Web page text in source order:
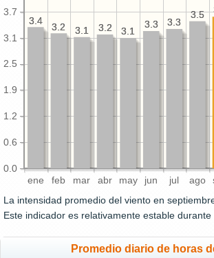
ene feb mar abr may jun jul ago
0.0
0.6
1.2
1.9
2.5
3.1
3.7 3.5
3.3
3.3
3.1
3.2
3.1
3.2
3.4
3.5
3.3
3.3
3.1
3.2
3.1
3.2
3.4
La intensidad promedio del viento en
Este indicador es relativamente estable durante
Promedio diario de horas